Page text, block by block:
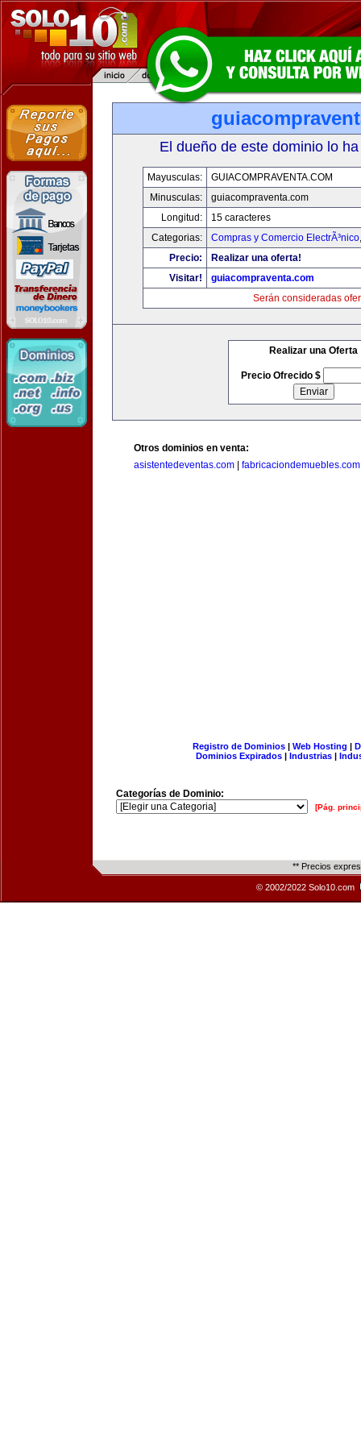
El dueño de este dominio lo
Mayusculas:
GUIACOMPRAVENTA.COM
Minusculas:
guiacompraventa.com
Longitud:
15 caracteres
Categorias:
Compras y Comercio ElectrÃ³nico
Precio:
Realizar una oferta!
Visitar!
guiacompraventa.com
Serán consideradas
Realizar una Oferta
Precio Ofrecido $
Otros dominios en venta:
asistentedeventas.com
fabricaciondemuebles.com
Registro de Dominios| Web Hosting |
Dominios Expirados | Industrias |
Categorías de Dominio:
[Pág.
** Precios
© 2002/2022 Solo10.com